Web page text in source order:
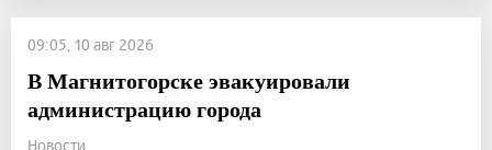
09:05, 10 авг 2026
В Магнитогорске эвакуировали
администрацию города
Новости